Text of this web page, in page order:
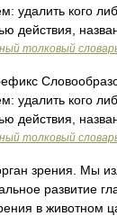
удалить кого
действия,
толковый
удалить кого
действия,
толковый
зрения. Мы
развитие
в животном